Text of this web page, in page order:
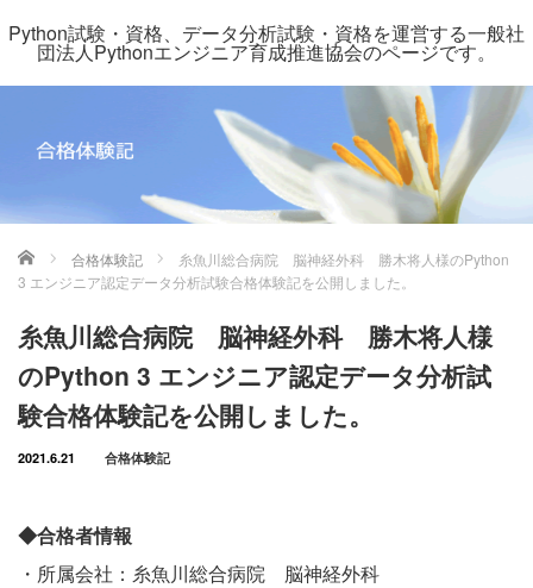
Python試験・資格、データ分析試験・資格を運営する一般社
団法人Pythonエンジニア育成推進協会のページです。
ホーム 合格体験記
糸魚川総合病院 脳神経外科 勝木将人様のPython
3 エンジニア認定データ分析試験合格体験記を公開しました。
糸魚川総合病院 脳神経外科 勝木将人様
のPython 3 エンジニア認定データ分析試
験合格体験記を公開しました。
2021.6.21 合格体験記
◆合格者情報
・所属会社：糸魚川総合病院 脳神経外科